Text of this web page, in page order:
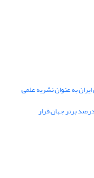
به عنوان نشریه علمی
برتر جهان قرار